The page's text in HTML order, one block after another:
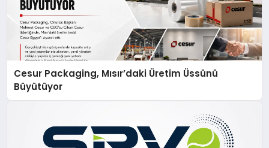
Cesur Packaging, Mısır’daki Üretim Üssünü
Büyütüyor